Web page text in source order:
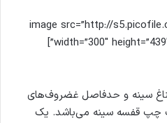
[image src=”http://
width=”300″
سینه و حدفاصل غضروف‌های
چپ قفسه سینه می‌باشد. یک